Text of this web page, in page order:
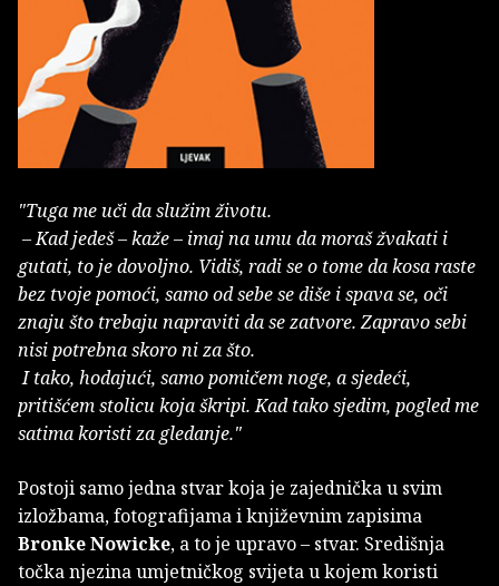
"Tuga me uči da služim životu.
– Kad jedeš – kaže – imaj na umu da moraš žvakati i
gutati, to je dovoljno. Vidiš, radi se o tome da kosa raste
bez tvoje pomoći, samo od sebe se diše i spava se, oči
znaju što trebaju napraviti da se zatvore. Zapravo sebi
nisi potrebna skoro ni za što.
I tako, hodajući, samo pomičem noge, a sjedeći,
pritišćem stolicu koja škripi. Kad tako sjedim, pogled me
satima koristi za gledanje."
Postoji samo jedna stvar koja je zajednička u svim
izložbama, fotografijama i književnim zapisima
Bronke Nowicke, a to je upravo – stvar. Središnja
točka njezina umjetničkog svijeta u kojem koristi